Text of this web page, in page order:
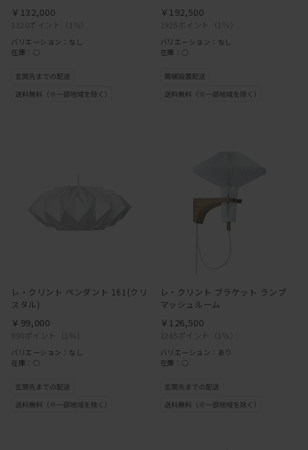
1320ポイント （1％）
￥132,000
バリエーション：なし
在庫：○
1925ポイント （1％）
￥192,500
バリエーション：なし
在庫：○
レ・クリント ペンダント 161(クリ
スタル)
990ポイント （1％）
￥99,000
バリエーション：なし
在庫：○
レ・クリント ブラケット ランプ
マッシュルーム
1265ポイント （1％）
￥126,500
バリエーション：あり
在庫：○